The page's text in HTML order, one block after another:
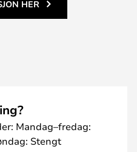
HER
Mandag–fredag:
Stengt